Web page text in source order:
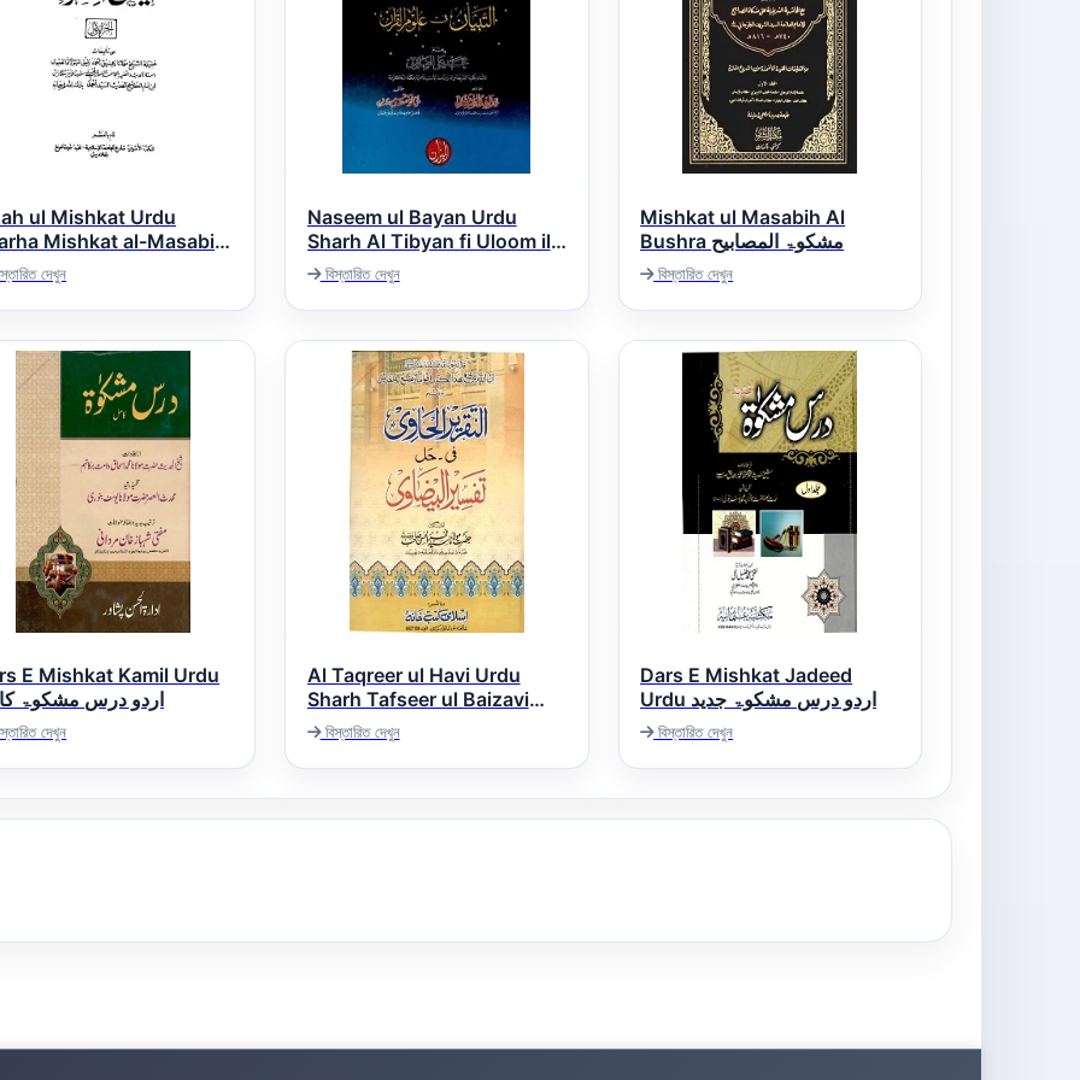
ul Mishkat Urdu
Mishkat al-Masabih
ایضاح المشکاۃ اردو شرح
দেখুন
Naseem ul Bayan Urdu
Sharh Al Tibyan fi Uloom il
Quran نسیم البیان اردو شرح
التبیان فی علوم القرآن
বিস্তারিত দেখুন
Mishkat ul Masabih Al
Bushra مشکوۃ المصابیح
বিস্তারিত দেখুন
E Mishkat Kamil Urdu
اردو درس مشکوۃ
দেখুন
Al Taqreer ul Havi Urdu
Sharh Tafseer ul Baizavi
التقریر الحاوی
বিস্তারিত দেখুন
Dars E Mishkat Jadeed
Urdu اردو درس مشکوۃ جدید
বিস্তারিত দেখুন